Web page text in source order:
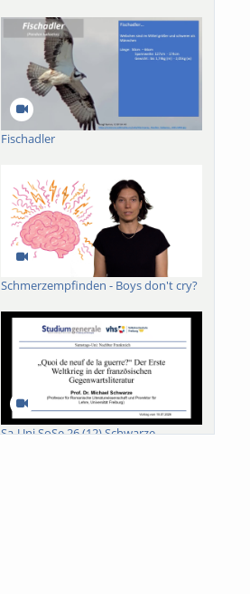
Fischadler
Schmerzempfinden - Boys don't cry?
Sa-Uni SoSe 26 (12) Schwarze